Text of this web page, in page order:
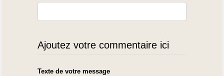
Ajoutez votre commentaire ici
Texte de votre message